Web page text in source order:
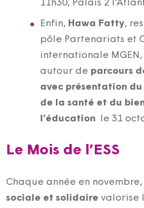
11h30, Palais 2
Enfin, Hawa Fatty,
pôle Partenariats et
internationale
autour de parcours
avec présentation
de la santé et du
l’éducation
le 31
Le Mois de l’ESS
Chaque année en novembre,
sociale et solidaire valorise